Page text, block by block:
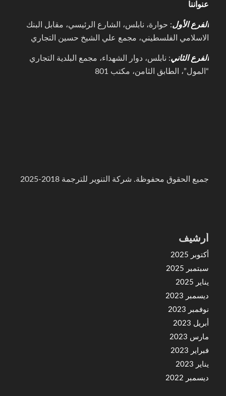
عنواننا
الفرع الأول: حوارة، نابلس، الشارع الرئيسي، مقابل البنك
الاسلامي الفلسطيني، مجمع علي الشيخ حسين التجاري
الفرع الثاني: نابلس، دوار الشهداء، مجمع البلدية التجاري
“المول”، الطابق الثامن، مكتب 801
جميع الحقوق محفوظة. شركة التنوير للترجمة 2018-2025
أرشيف
أكتوبر 2025
سبتمبر 2025
يناير 2025
ديسمبر 2023
نوفمبر 2023
أبريل 2023
مارس 2023
فبراير 2023
يناير 2023
ديسمبر 2022